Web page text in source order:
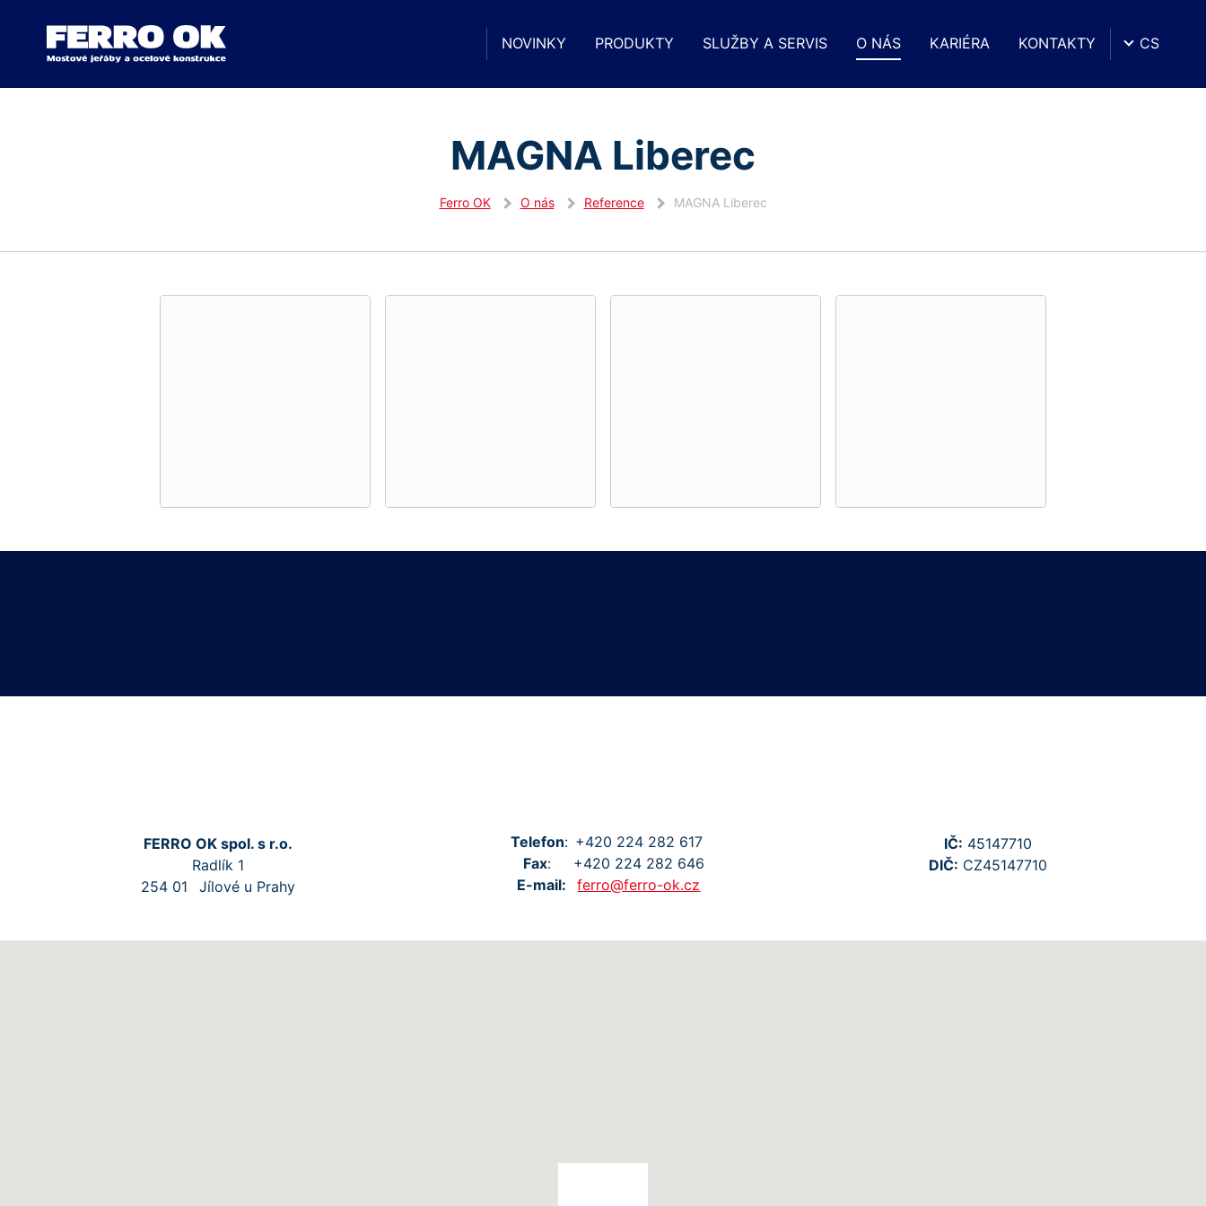
NOVINKY PRODUKTY SLUŽBY A SERVIS O NÁS KARIÉRA KONTAKTY CS
MAGNA Liberec
Ferro OK O nás Reference MAGNA Liberec
FERRO OK spol. s r.o.
Radlík 1
254 01
Jílové u Prahy
Telefon: +420 224 282 617
Fax: +420 224 282 646
E-mail:
ferro@ferro-ok.cz
IČ: 45147710
DIČ: CZ45147710